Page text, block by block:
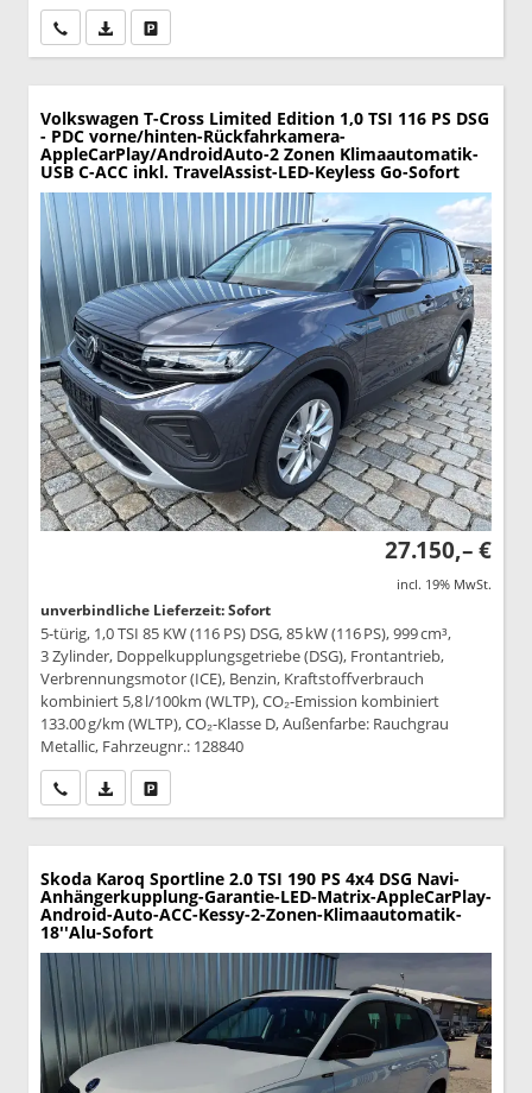
Wir rufen Sie anPDF-Datei, Fahrzeugexposé drucken
Volkswagen T-Cross Limited Edition 1,0 TSI 116 PS DSG
- PDC vorne/hinten-Rückfahrkamera-
AppleCarPlay/AndroidAuto-2 Zonen Klimaautomatik-
USB C-ACC inkl. TravelAssist-LED-Keyless Go-Sofort
27.150,– €
incl. 19% MwSt.
unverbindliche Lieferzeit: Sofort
5-türig, 1,0 TSI 85 KW (116 PS) DSG, 85 kW (116 PS), 999 cm³,
3 Zylinder, Doppelkupplungsgetriebe (DSG), Frontantrieb,
Verbrennungsmotor (ICE), Benzin, Kraftstoffverbrauch
kombiniert 5,8 l/100km (WLTP), CO₂-Emission kombiniert
133.00 g/km (WLTP), CO₂-Klasse D, Außenfarbe: Rauchgrau
Metallic, Fahrzeugnr.: 128840
Wir rufen Sie anPDF-Datei, Fahrzeugexposé drucken
Skoda Karoq Sportline 2.0 TSI 190 PS 4x4 DSG Navi-
Anhängerkupplung-Garantie-LED-Matrix-AppleCarPlay-
Android-Auto-ACC-Kessy-2-Zonen-Klimaautomatik-
18''Alu-Sofort